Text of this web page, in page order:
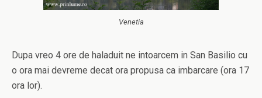
Venetia
Dupa vreo 4 ore de haladuit ne intoarcem in San Basilio cu
o ora mai devreme decat ora propusa ca imbarcare (ora 17
ora lor).